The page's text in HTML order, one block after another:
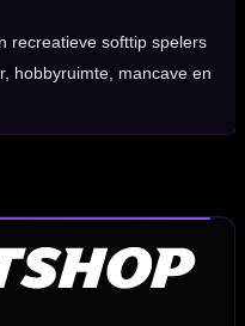
recreatieve softtip spelers
hobbyruimte, mancave en